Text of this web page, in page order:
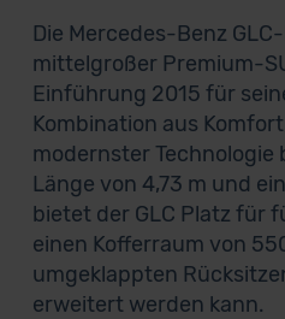
Die Mercedes-Benz
mittelgroßer Premium-
Einführung 2015 für
Kombination aus
modernster Technologie
Länge von 4,73 m und
bietet der GLC Platz für
einen Kofferraum von
umgeklappten
erweitert werden kann.